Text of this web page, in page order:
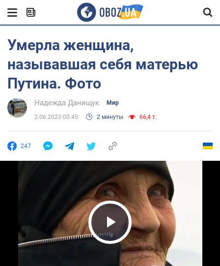
Умерла женщина,
называвшая себя матерью
Путина. Фото
Надежда Данищук Мир
2.06.2023 00:45 2 минуты 66,4 т.
247
Play Video